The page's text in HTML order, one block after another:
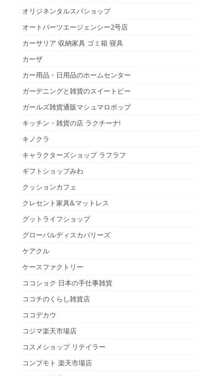
オリジネンタルスパショップ
オートパーツエージェンシー2号店
カーサリア 収納家具 ゴミ箱 寝具
カーザ
カー用品・日用品のホームセンター
ガーデニングと雑貨のスイートピー
ガールズ雑貨通販マシュマロポップ
キッチン・雑貨の店 ラクチーナ!
キノクラ
キャラクターズショップ ラフラフ
ギフトショップみわ
クッションカフェ
クレセント家具&マットレス
グットライフショップ
グローバルディスカバリーズ
ケアクル
ケースファクトリー
ココショク 日本の手仕事雑貨
ココチのくらし雑貨店
ココデカウ
コジマ楽天市場店
コスメショップ リテイラー
コンプモト 楽天市場店